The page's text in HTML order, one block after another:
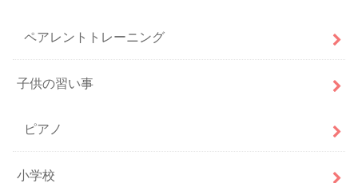
ペアレントトレーニング
子供の習い事
ピアノ
小学校